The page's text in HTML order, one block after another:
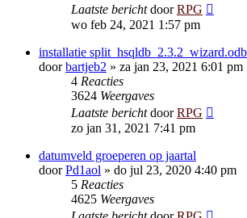
Laatste berichtdoorRPG
wo feb 24, 2021 1:57 pm
installatie
doorbartjeb2 » za jan 23, 2021 6:01 pm
4 Reacties
3624 Weergaves
Laatste berichtdoorRPG
zo jan 31, 2021 7:41 pm
datumveld groeperen op jaartal
doorPd1aol » do jul 23, 2020 4:40 pm
5 Reacties
4625 Weergaves